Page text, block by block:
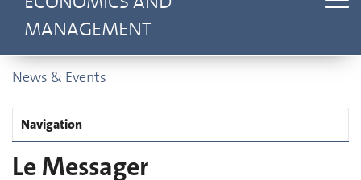
MANAGEMENT
News & Events
Navigation
Le Messager